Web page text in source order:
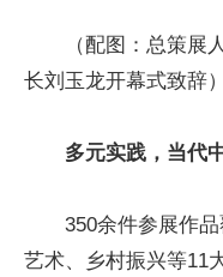
（配图：总策展
长刘玉龙开幕式致辞）
多元实践，当代
350余件参展作
艺术、乡村振兴等11